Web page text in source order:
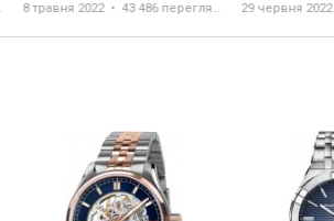
Reimagining, Worth
$1700? Absolutely!
8 травня 2022 43 486 переглядів 29 червня 2022